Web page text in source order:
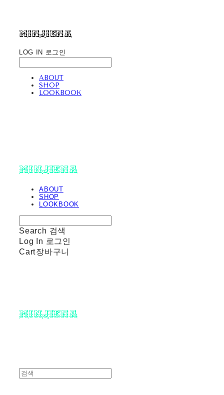
minjiena
LOG IN 로그인
ABOUT
SHOP
LOOKBOOK
minjiena
ABOUT
SHOP
LOOKBOOK
Search 검색
Log In 로그인
Cart장바구니
minjiena